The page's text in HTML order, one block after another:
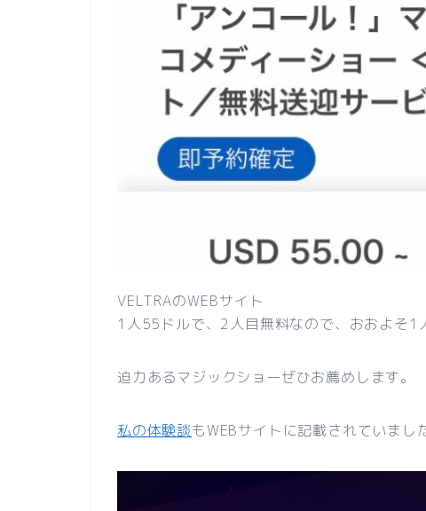
VELTRAのWEBサイト
1人55ドルで、2人目無料なので、おおよそ1
迫力あるマジックショーぜひお薦めします。
私の体験談もWEBサイトに記載されていまし